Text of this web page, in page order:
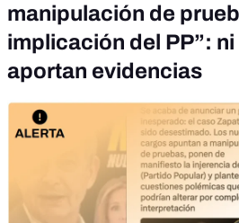
manipulación de
implicación del PP”:
aportan evidencias